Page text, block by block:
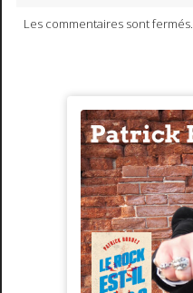
Les commentaires sont fermés.